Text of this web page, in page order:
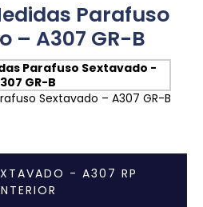
Parafuso
– A307 GR-B
Sextavado – A307 GR-B
- A307 RP